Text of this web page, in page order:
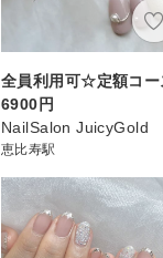
全員利用可☆定額コー
6900円
NailSalon JuicyGold
恵比寿駅